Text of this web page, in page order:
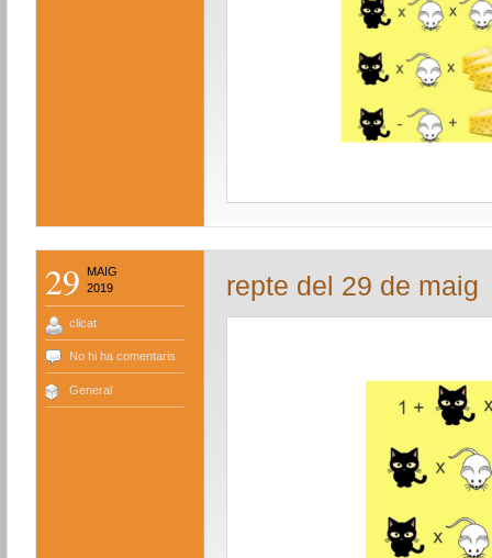
29
MAIG
2019
clicat
No hi ha comentaris
General
repte del 29 de maig